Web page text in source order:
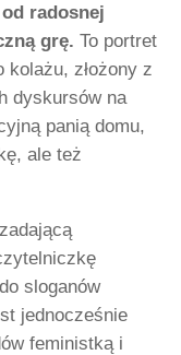
radosnej
grę. To portret
kolażu, złożony z
dyskursów na
panią domu,
ale też
sloganów
jednocześnie
feministką i